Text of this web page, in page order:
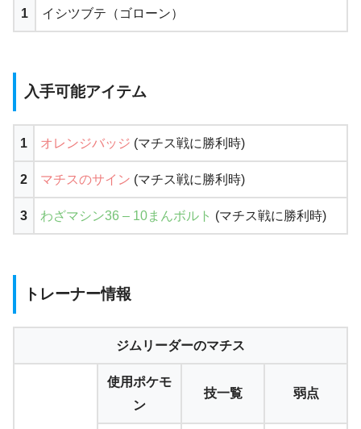
1 イシツブテ（ゴローン）
入手可能アイテム
1 オレンジバッジ (マチス戦に勝利時)
2 マチスのサイン (マチス戦に勝利時)
3 わざマシン36 – 10まんボルト (マチス戦に勝利時)
トレーナー情報
ジムリーダーのマチス
使用ポケモ
ン
技一覧 弱点